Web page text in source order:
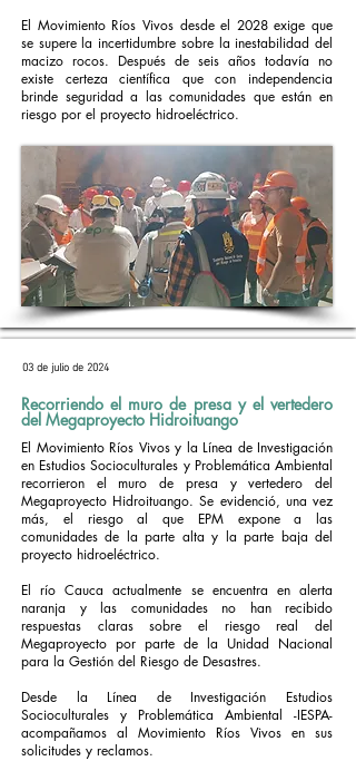
El Movimiento Ríos Vivos desde el 2028 exige que
se supere la incertidumbre sobre la inestabilidad del
macizo rocos. Después de seis años todavía no
existe certeza científica que con independencia
brinde seguridad a las comunidades que están en
riesgo por el proyecto hidroeléctrico.
03 de julio de 2024
Recorriendo el muro de presa y el vertedero
del Megaproyecto Hidroituango
El Movimiento Ríos Vivos y la Línea de Investigación
en Estudios Socioculturales y Problemática Ambiental
recorrieron el muro de presa y vertedero del
Megaproyecto Hidroituango. Se evidenció, una vez
más, el riesgo al que EPM expone a las
comunidades de la parte alta y la parte baja del
proyecto hidroeléctrico.
El río Cauca actualmente se encuentra en alerta
naranja y las comunidades no han recibido
respuestas claras sobre el riesgo real del
Megaproyecto por parte de la Unidad Nacional
para la Gestión del Riesgo de Desastres.
Desde la Línea de Investigación Estudios
Socioculturales y Problemática Ambiental -IESPA-
acompañamos al Movimiento Ríos Vivos en sus
solicitudes y reclamos.